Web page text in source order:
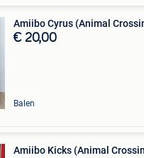
Amiibo Cyrus (Animal
€ 20,00
Balen
Amiibo Kicks (Animal